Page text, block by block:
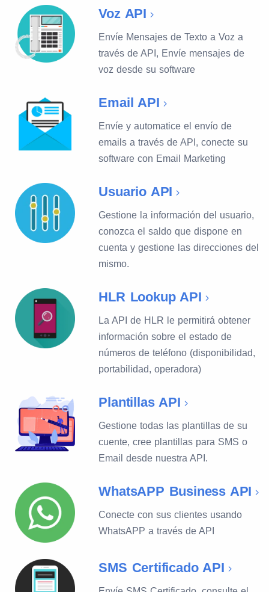
Voz API
Envíe Mensajes de Texto a Voz a
través de API, Envíe mensajes de
voz desde su software
Email API
Envíe y automatice el envío de
emails a través de API, conecte su
software con Email Marketing
Usuario API
Gestione la información del usuario,
conozca el saldo que dispone en
cuenta y gestione las direcciones del
mismo.
HLR Lookup API
La API de HLR le permitirá obtener
información sobre el estado de
números de teléfono (disponibilidad,
portabilidad, operadora)
Plantillas API
Gestione todas las plantillas de su
cuente, cree plantillas para SMS o
Email desde nuestra API.
WhatsAPP Business API
Conecte con sus clientes usando
WhatsAPP a través de API
SMS Certificado API